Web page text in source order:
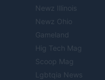
Newz Illinois
Newz Ohio
Gameland
Hig Tech Mag
Scoop Mag
Lgbtqia News